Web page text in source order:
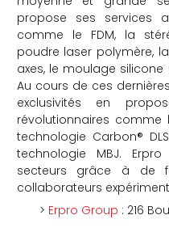
propose ses services
comme le FDM, la
poudre laser polymère,
axes, le moulage
Au cours de ces
exclusivités en
révolutionnaires comme
technologie Carbon®
technologie MBJ.
secteurs grâce à de
collaborateurs
> Erpro Group : 216